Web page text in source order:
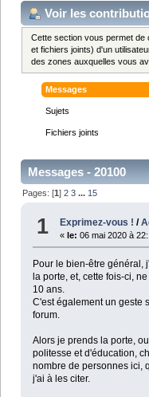
Voir les
Cette section vous permet
et fichiers joints) d'un
des zones auxquelles vous
Messages
Sujets
Fichiers joints
Messages - 20100
Pages: [1]2 3 ...15
1 Exprimez-vous ! /
«le: 06 mai 2020 à
Pour le bien-être général,
la porte, et, cette fois-ci,
10 ans.
C'est également un geste
forum.
Alors je prends la porte,
politesse et d'éducation,
nombre de personnes ici,
j'ai à les citer.